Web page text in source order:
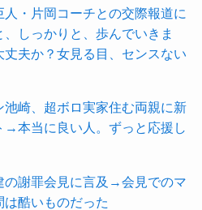
人・片岡コーチとの交際報道に
、しっかりと、歩んでいきま
夫か？女見る目、センスない
池崎、超ボロ実家住む両親に新
→本当に良い人。ずっと応援し
の謝罪会見に言及→会見でのマ
は酷いものだった